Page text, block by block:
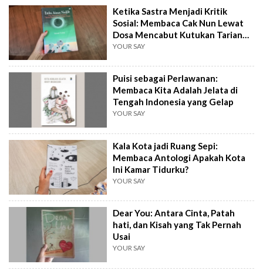
Ketika Sastra Menjadi Kritik
Sosial: Membaca Cak Nun Lewat
Dosa Mencabut Kutukan Tarian
Rembulan
YOUR SAY
Puisi sebagai Perlawanan:
Membaca Kita Adalah Jelata di
Tengah Indonesia yang Gelap
YOUR SAY
Kala Kota jadi Ruang Sepi:
Membaca Antologi Apakah Kota
Ini Kamar Tidurku?
YOUR SAY
Dear You: Antara Cinta, Patah
hati, dan Kisah yang Tak Pernah
Usai
YOUR SAY